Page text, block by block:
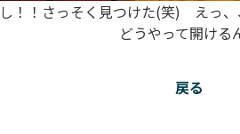
！！さっそく見つけた(笑) えっ
どうやって開ける
戻る